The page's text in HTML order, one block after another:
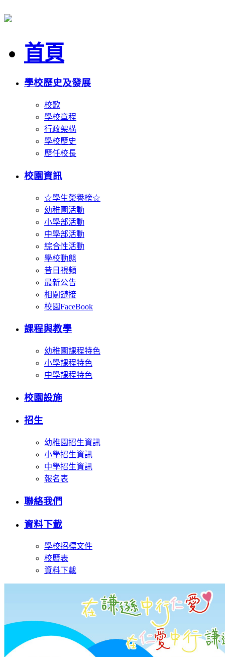
首頁
學校歷史及發展
校歌
學校章程
行政架構
學校歷史
歷任校長
校園資訊
☆學生榮譽榜☆
幼稚園活動
小學部活動
中學部活動
綜合性活動
學校動態
昔日視頻
最新公告
相關鏈接
校園FaceBook
課程與教學
幼稚園課程特色
小學課程特色
中學課程特色
校園設施
招生
幼稚園招生資訊
小學招生資訊
中學招生資訊
報名表
聯絡我們
資料下載
學校招標文件
校曆表
資料下載